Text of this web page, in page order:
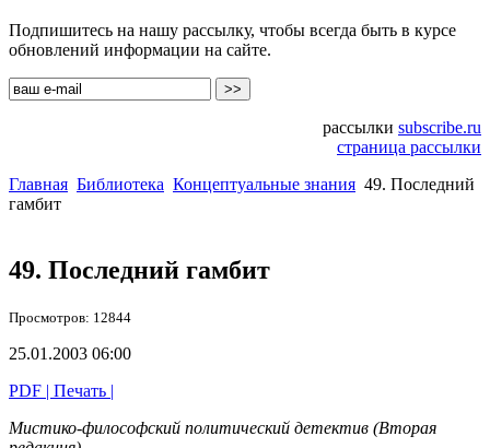
Подпишитесь на нашу рассылку, чтобы всегда быть в курсе
обновлений информации на сайте.
рассылки subscribe.ru
страница рассылки
Главная Библиотека Концептуальные знания 49. Последний
гамбит
49. Последний гамбит
Просмотров: 12844
25.01.2003 06:00
PDF | Печать |
Мистико-философский политический детектив (Вторая